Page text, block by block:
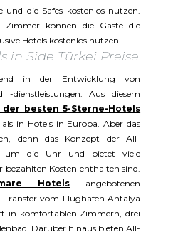
und die Safes kostenlos nutzen.
können die Gäste die
Hotels kostenlos nutzen.
in Side Türkei Preise
in der Entwicklung von
-dienstleistungen. Aus diesem
der besten 5-Sterne-Hotels
als in Hotels in Europa. Aber das
denn das Konzept der All-
um die Uhr und bietet viele
bezahlten Kosten enthalten sind.
Hotels
angebotenen
Transfer vom Flughafen Antalya
in komfortablen Zimmern, drei
Darüber hinaus bieten All-